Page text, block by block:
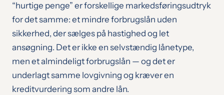
“hurtige penge” er forskellige markedsføringsudtryk
for det samme: et mindre forbrugslån uden
sikkerhed, der sælges på hastighed og let
ansøgning. Det er ikke en selvstændig lånetype,
men et almindeligt forbrugslån — og det er
underlagt samme lovgivning og kræver en
kreditvurdering som andre lån.